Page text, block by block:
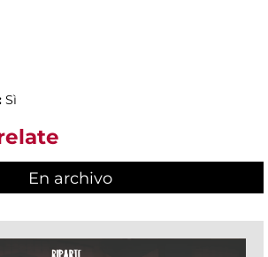
Sì
En archivo